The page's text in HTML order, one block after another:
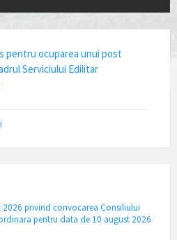
pentru ocuparea unui post
Serviciului Edilitar
privind convocarea Consiliului
pentru data de 10 august 2026